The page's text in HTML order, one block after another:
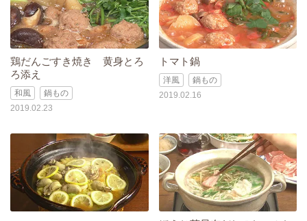
鶏だんごすき焼き 黄身とろ
ろ添え
和風
鍋もの
2019.02.23
トマト鍋
洋風
鍋もの
2019.02.16